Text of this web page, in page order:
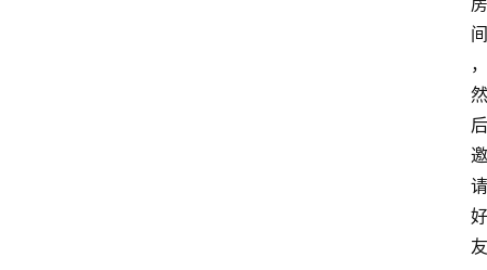
间
，
然
后
邀
请
好
友